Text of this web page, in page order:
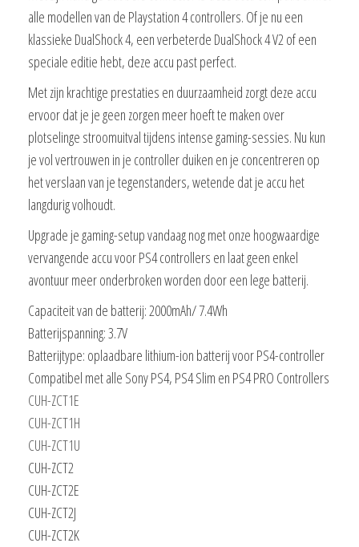
alle modellen van de Playstation 4 controllers. Of je nu een
klassieke DualShock 4, een verbeterde DualShock 4 V2 of een
speciale editie hebt, deze accu past perfect.
Met zijn krachtige prestaties en duurzaamheid zorgt deze accu
ervoor dat je je geen zorgen meer hoeft te maken over
plotselinge stroomuitval tijdens intense gaming-sessies. Nu kun
je vol vertrouwen in je controller duiken en je concentreren op
het verslaan van je tegenstanders, wetende dat je accu het
langdurig volhoudt.
Upgrade je gaming-setup vandaag nog met onze hoogwaardige
vervangende accu voor PS4 controllers en laat geen enkel
avontuur meer onderbroken worden door een lege batterij.
Capaciteit van de batterij: 2000mAh/ 7.4Wh
Batterijspanning: 3.7V
Batterijtype: oplaadbare lithium-ion batterij voor PS4-controller
Compatibel met alle Sony PS4, PS4 Slim en PS4 PRO Controllers
CUH-ZCT1E
CUH-ZCT1H
CUH-ZCT1U
CUH-ZCT2
CUH-ZCT2E
CUH-ZCT2J
CUH-ZCT2K